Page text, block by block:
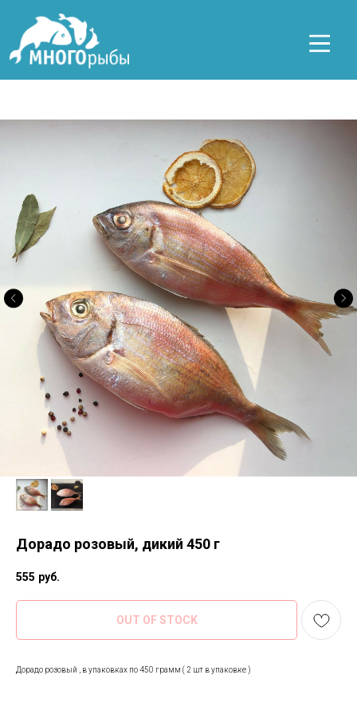
Дорадо розовый, дикий 450 г
555 руб.
OUT OF STOCK
Дорадо розовый , в упаковках по 450 грамм ( 2 шт в упаковке )